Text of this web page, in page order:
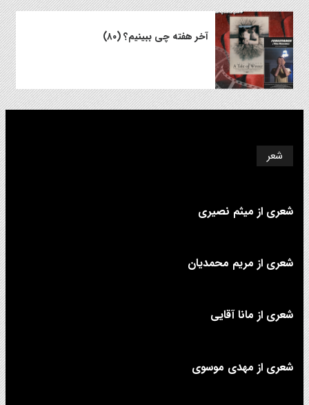
آخر هفته چی ببینیم؟ (۸۰)
شعر
شعری از میثم نصیری
شعری از مریم محمدیان
شعری از مانا آقایی
شعری از مهدی موسوی